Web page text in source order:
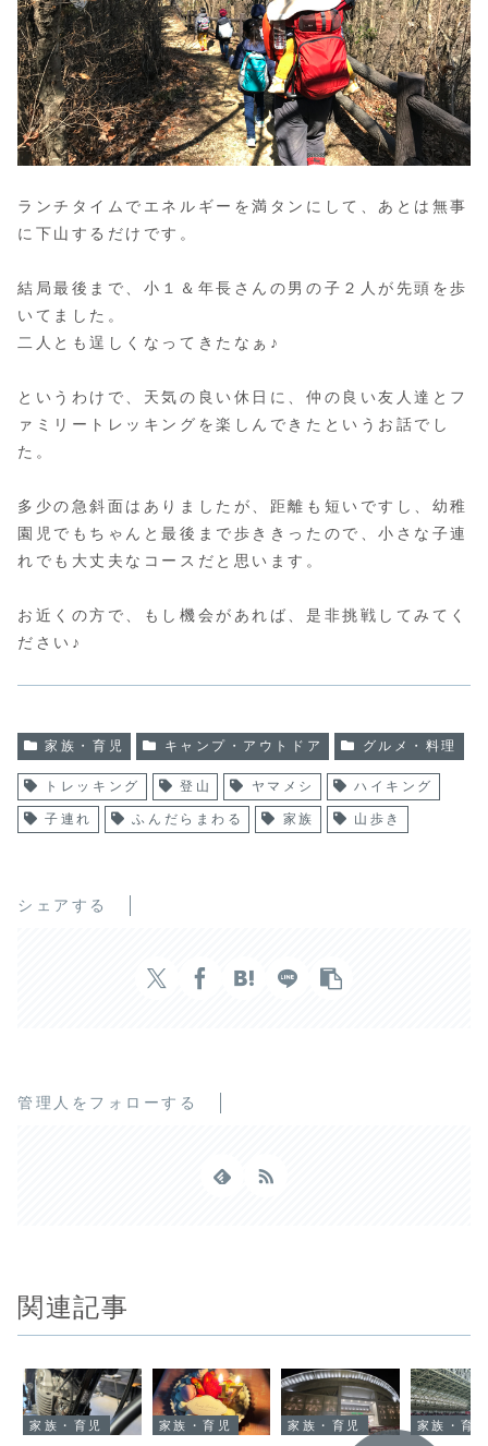
ランチタイムでエネルギーを満タンにして、あとは無事
に下山するだけです。
結局最後まで、小１＆年長さんの男の子２人が先頭を歩
いてました。
二人とも逞しくなってきたなぁ♪
というわけで、天気の良い休日に、仲の良い友人達とフ
ァミリートレッキングを楽しんできたというお話でし
た。
多少の急斜面はありましたが、距離も短いですし、幼稚
園児でもちゃんと最後まで歩ききったので、小さな子連
れでも大丈夫なコースだと思います。
お近くの方で、もし機会があれば、是非挑戦してみてく
ださい♪
家族・育児 キャンプ・アウトドア グルメ・料理
トレッキング 登山 ヤマメシ ハイキング
子連れ ふんだらまわる 家族 山歩き
シェアする
管理人をフォローする
関連記事
家族・育児 家族・育児 家族・育児 家族・育